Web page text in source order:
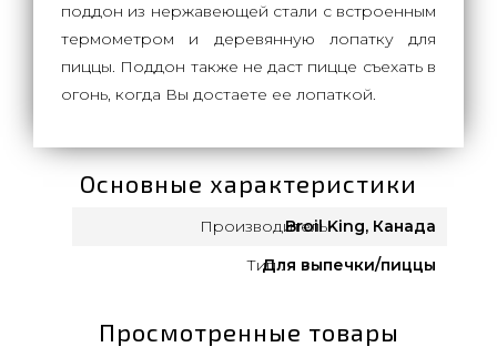
поддон из нержавеющей стали с встроенным
термометром и деревянную лопатку для
пиццы. Поддон также не даст пицце съехать в
огонь, когда Вы достаете ее лопаткой.
Основные характеристики
Производитель:Broil King, Канада
Тип :
Для выпечки/пиццы
Просмотренные товары